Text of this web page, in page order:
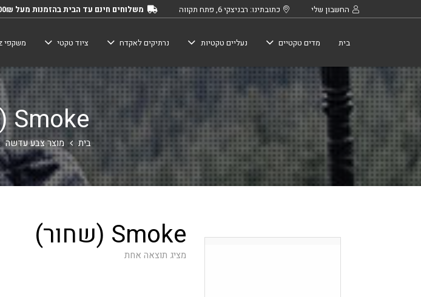
החשבון שלי כתובתינו: רבניצקי 6, פתח תקווה משלוחים חינם עד הבית בהזמנות מעל 500₪
בית מדים טקטיים נעליים טקטיות נרתיקים לאקדח ציוד טקטי משקפי Gatorz
Smoke (שחור)
בית מוצר צבע עדשה
Smoke (שחור)
מציג תוצאה אחת